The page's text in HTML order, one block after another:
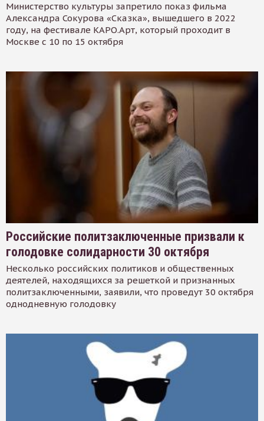
Министерство культуры запретило показ фильма
Александра Сокурова «Сказка», вышедшего в 2022
году, на фестивале КАРО.Арт, который проходит в
Москве с 10 по 15 октября
Российские политзаключенные призвали к
голодовке солидарности 30 октября
Несколько российских политиков и общественных
деятелей, находящихся за решеткой и признанных
политзаключенными, заявили, что проведут 30 октября
однодневную голодовку